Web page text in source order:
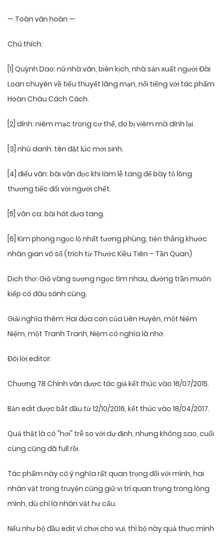
— Toàn văn hoàn —
Chú thích:
[1] Quỳnh Dao: nữ nhà văn, biên kịch, nhà sản xuất người Đài
Loan chuyên về tiểu thuyết lãng mạn, nổi tiếng với tác phẩm
Hoàn Châu Cách Cách.
[2] dính: niêm mạc trong cơ thể, do bị viêm mà dính lại.
[3] nhũ danh: tên đặt lúc mới sinh.
[4] điếu văn: bài văn đọc khi làm lễ tang để bày tỏ lòng
thương tiếc đối với người chết.
[5] vãn ca: bài hát đưa tang.
[6] Kim phong ngọc lộ nhất tương phùng, tiện thắng khước
nhân gian vô sổ (trích từ Thước Kiều Tiên – Tần Quan)
Dịch thơ: Gió vàng sương ngọc tìm nhau, đường trần muôn
kiếp có đâu sánh cùng.
Giải nghĩa thêm: Hai đứa con của Liên Huyên, một Niệm
Niệm, một Tranh Tranh, Niệm có nghĩa là nhớ.
Đôi lời editor:
Chương 78 Chính văn được tác giả kết thúc vào 16/07/2015.
Bản edit được bắt đầu từ 12/10/2016, kết thúc vào 18/04/2017.
Quả thật là có "hơi" trễ so với dự định, nhưng không sao, cuối
cùng cũng đã full rồi.
Tác phẩm này có ý nghĩa rất quan trọng đối với mình, hai
nhân vật trong truyện cũng giữ vị trí quan trọng trong lòng
mình, dù chỉ là nhân vật hư cấu.
Nếu như bộ đầu edit vì chơi cho vui, thì bộ này quả thực mình